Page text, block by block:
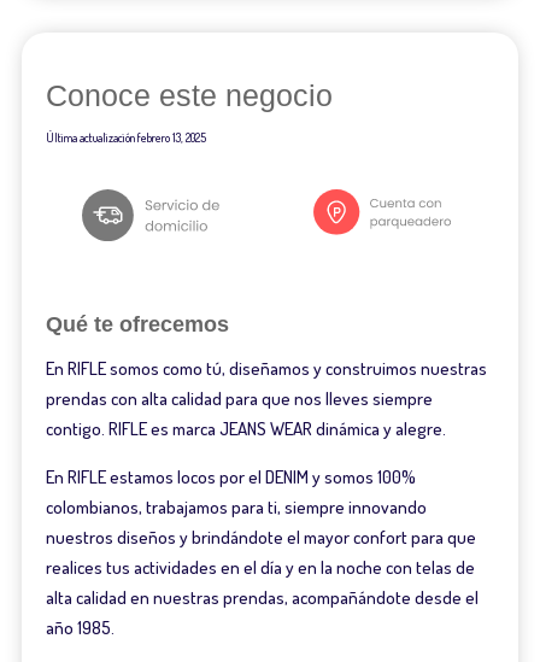
Conoce este negocio
Última actualizaciónfebrero 13, 2025
Qué te ofrecemos
En RIFLE somos como tú, diseñamos y construimos nuestras
prendas con alta calidad para que nos lleves siempre
contigo. RIFLE es marca JEANS WEAR dinámica y alegre.
En RIFLE estamos locos por el DENIM y somos 100%
colombianos, trabajamos para ti, siempre innovando
nuestros diseños y brindándote el mayor confort para que
realices tus actividades en el día y en la noche con telas de
alta calidad en nuestras prendas, acompañándote desde el
año 1985.